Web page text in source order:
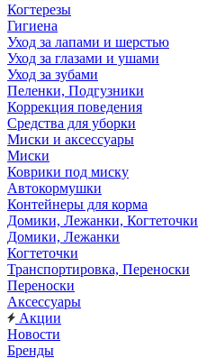
Когтерезы
Гигиена
Уход за лапами и шерстью
Уход за глазами и ушами
Уход за зубами
Пеленки, Подгузники
Коррекция поведения
Средства для уборки
Миски и аксессуары
Миски
Коврики под миску
Автокормушки
Контейнеры для корма
Домики, Лежанки, Когтеточки
Домики, Лежанки
Когтеточки
Транспортировка, Переноски
Переноски
Аксессуары
Акции
Новости
Бренды